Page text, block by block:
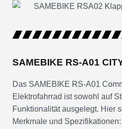
SAMEBIKE RS-A01
Das SAMEBIKE RS-A01
Elektrofahrrad ist sowohl auf
Funktionalität ausgelegt. Hier
Merkmale und Spezifikationen: